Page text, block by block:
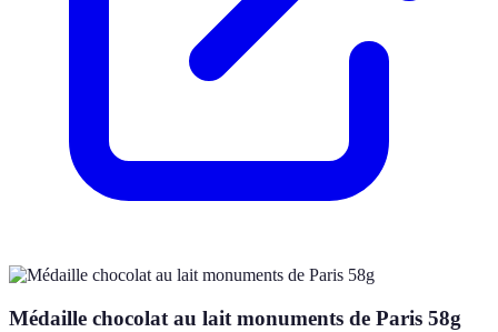
Médaille chocolat au lait monuments de Paris 58g